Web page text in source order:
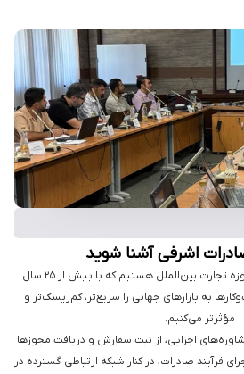
اشرفی آشنا شوید
ما یک مجموعه تخصصی در حوزه تجارت بین‌الملل هستیم که با بیش از ۲۵ سال
به بازارهای جهانی را سریع‌تر، کم‌ریسک‌تر و
مؤثرتر می‌کنیم.
اجرایی، از ثبت سفارش و دریافت مجوزها
فرآیند صادرات، در کنار شبکه ارتباطی گسترده در